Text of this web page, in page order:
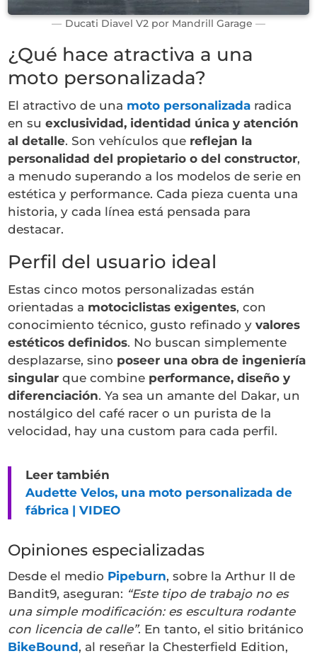
Ducati Diavel V2 por Mandrill Garage
¿Qué hace atractiva a una
moto personalizada?
El atractivo de una moto personalizada radica
en suexclusividad, identidad única y atención
al detalle. Son vehículos que reflejan la
personalidad del propietario o del constructor,
a menudo superando a los modelos de serie en
estética y performance. Cada pieza cuenta una
historia, y cada línea está pensada para
destacar.
Perfil del usuario ideal
Estas cinco motos personalizadas están
orientadas a motociclistas exigentes, con
conocimiento técnico, gusto refinado yvalores
estéticos definidos. No buscan simplemente
desplazarse, sino poseer una obra de ingeniería
singular que combine performance, diseño y
diferenciación. Ya sea un amante del Dakar, un
nostálgico del café racer o un purista de la
velocidad, hay una custom para cada perfil.
Leer también
Audette Velos, una moto personalizada de
fábrica | VIDEO
Opiniones especializadas
Desde el medio Pipeburn, sobre la Arthur II de
Bandit9, aseguran: “Este tipo de trabajo no es
una simple modificación: es escultura rodante
con licencia de calle”. En tanto, el sitio británico
BikeBound, al reseñar la Chesterfield Edition,